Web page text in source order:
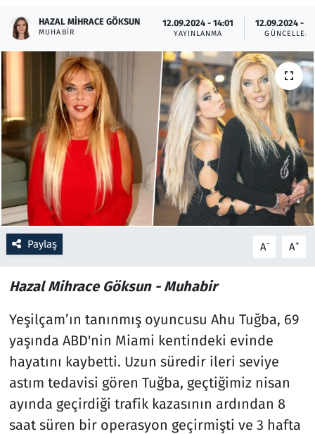
HAZAL MIHRACE GÖKSUN
MUHABIR
12.09.2024 - 14:01
YAYINLANMA
12.09.2024 -
Paylaş A- A+
Hazal Mihrace Göksun - Muhabir
Yeşilçam’ın tanınmış oyuncusu Ahu Tuğba, 69
yaşında ABD'nin Miami kentindeki evinde
hayatını kaybetti. Uzun süredir ileri seviye
astım tedavisi gören Tuğba, geçtiğimiz nisan
ayında geçirdiği trafik kazasının ardından 8
saat süren bir operasyon geçirmişti ve 3 hafta
Oyun
Ramazan
Resmi İlanlar
Rüya Tabirleri
Sağlık
Savunma Sanayi
Seçim 2023
Televizyon